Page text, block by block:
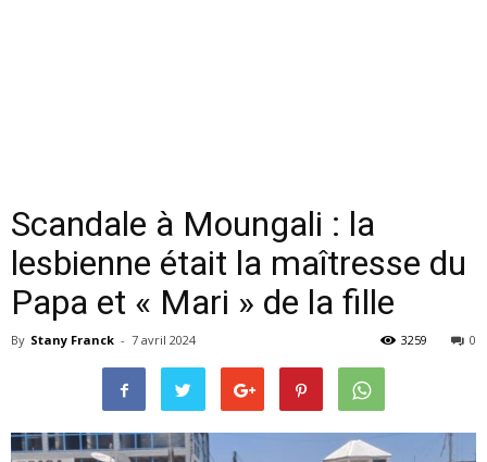
Scandale à Moungali : la
lesbienne était la maîtresse du
Papa et « Mari » de la fille
By Stany Franck - 7 avril 2024 0
3259